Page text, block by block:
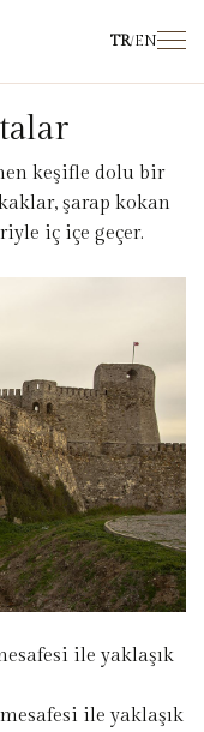
TR/EN
keşifle dolu bir
şarap kokan
iç içe geçer.
ile yaklaşık
ile yaklaşık